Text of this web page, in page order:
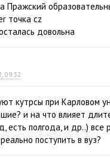
Пражский
точка cz
довольна
09:32
кутрсы при Карловом
и на что влияет
есть полгода, и др..) все
поступить в вуз?